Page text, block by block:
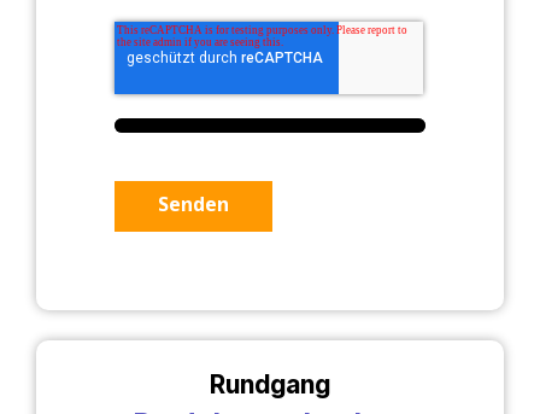
Senden
Rundgang